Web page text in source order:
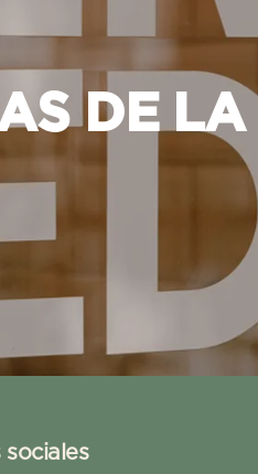
DE LA
sociales